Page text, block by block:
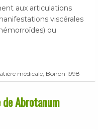
aux articulations
viscérales
ou
médicale, Boiron 1998
Abrotanum